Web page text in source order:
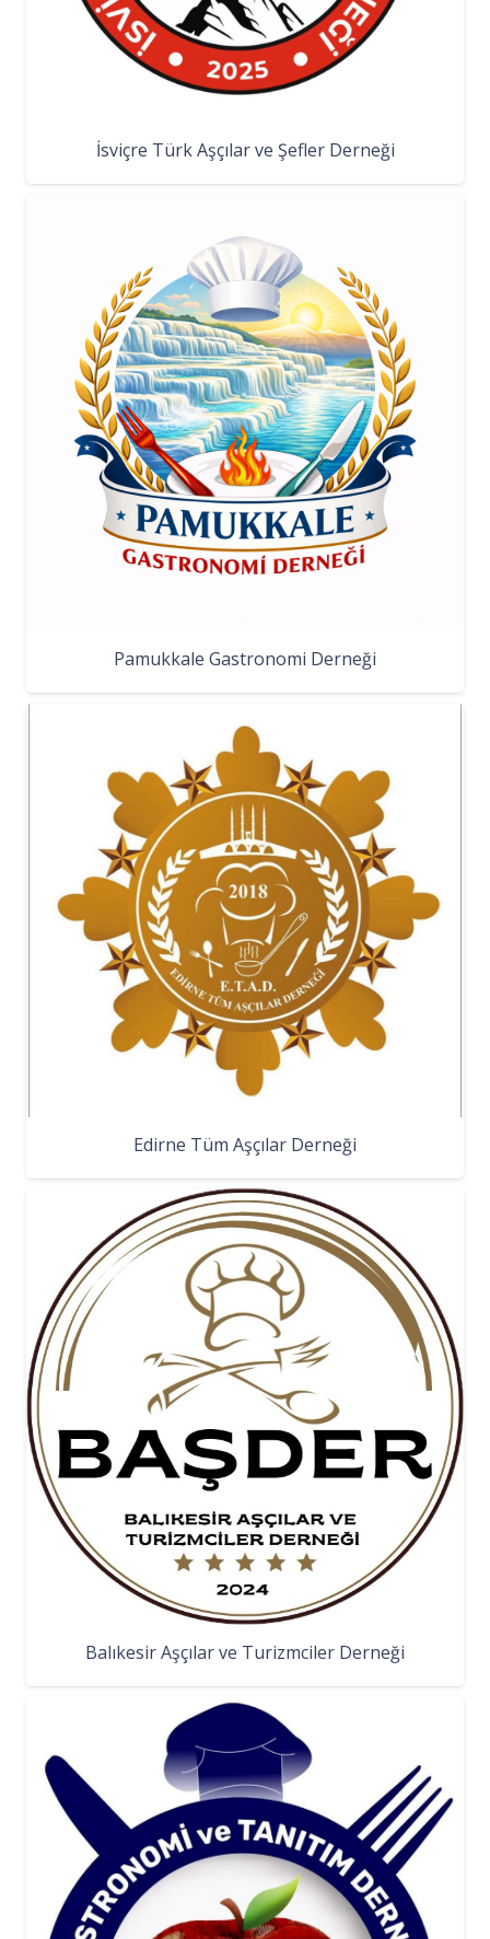
İsviçre Türk Aşçılar ve Şefler Derneği
Pamukkale Gastronomi Derneği
Edirne Tüm Aşçılar Derneği
Balıkesir Aşçılar ve Turizmciler Derneği